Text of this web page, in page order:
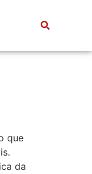
que
da